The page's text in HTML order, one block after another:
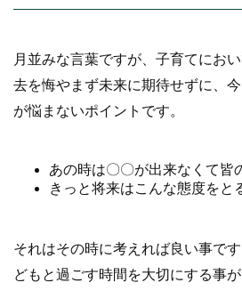
月並みな言葉ですが、子育てにお
去を悔やまず未来に期待せずに、
が悩まないポイントです。
あの時は〇〇が出来なくて皆
きっと将来はこんな態度をと
それはその時に考えれば良い事で
どもと過ごす時間を大切にする事が